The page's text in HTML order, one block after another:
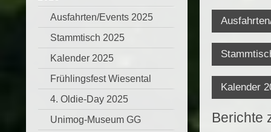
Kalender
Berichte
Ausfahrten/Events 2025
Stammtisch 2025
Kalender 2025
Frühlingsfest Wiesental
4. Oldie-Day 2025
Unimog-Museum GG